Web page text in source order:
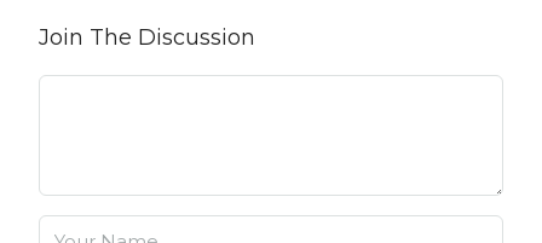
Join The Discussion